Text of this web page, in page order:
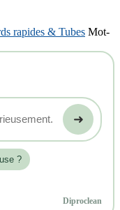
rapides & Tubes Mot-
➜
?
Diproclean